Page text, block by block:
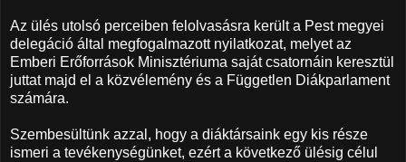
Az ülés utolsó perceiben felolvasásra került a Pest megyei
delegáció által megfogalmazott nyilatkozat, melyet az
Emberi Erőforrások Minisztériuma saját csatornáin keresztül
juttat majd el a közvélemény és a Független Diákparlament
számára.
Szembesültünk azzal, hogy a diáktársaink egy kis része
ismeri a tevékenységünket, ezért a következő ülésig célul